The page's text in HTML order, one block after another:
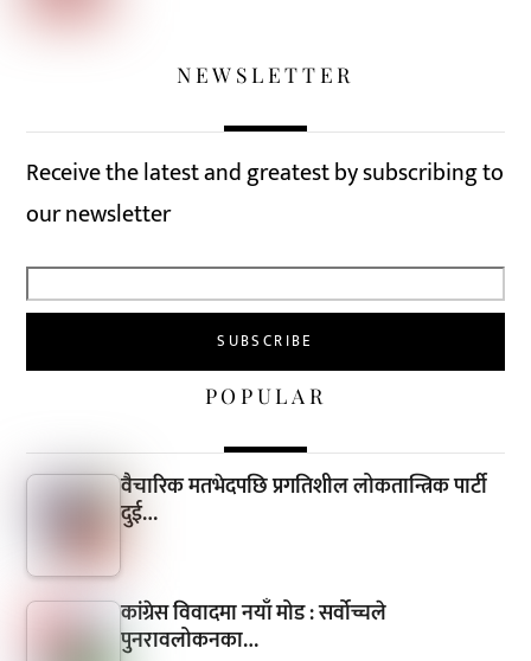
NEWSLETTER
Receive the latest and greatest by subscribing to
our newsletter
POPULAR
वैचारिक मतभेदपछि प्रगतिशील लोकतान्त्रिक पार्टी
दुई…
कांग्रेस विवादमा नयाँ मोड : सर्वोच्चले
पुनरावलोकनका…